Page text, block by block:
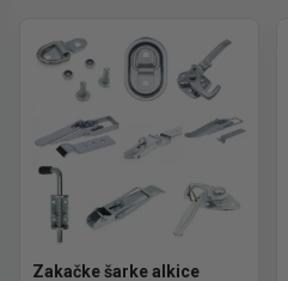
Zakačke šarke alkice